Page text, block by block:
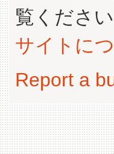
覧くださ
サイトに
Report a